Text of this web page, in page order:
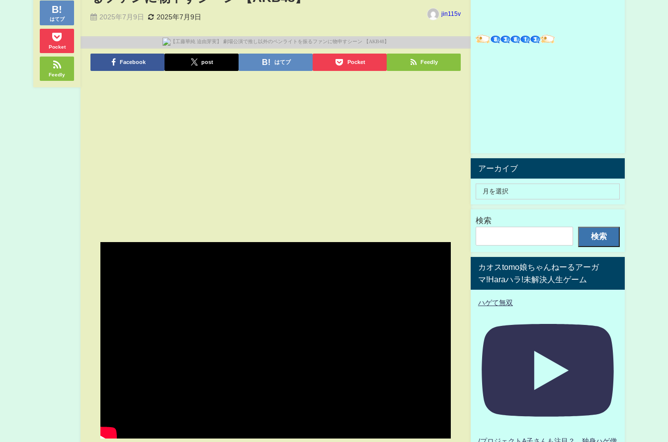
はてブ
Pocket
Feedly
2025年7月9日 2025年7月9日 jin115v
Facebook post はてブ Pocket Feedly
アーカイブ
検索
検索
カオスtomo娘ちゃんねーるアーガ
マ!Haraハラ!未解決人生ゲーム
ハゲて無双